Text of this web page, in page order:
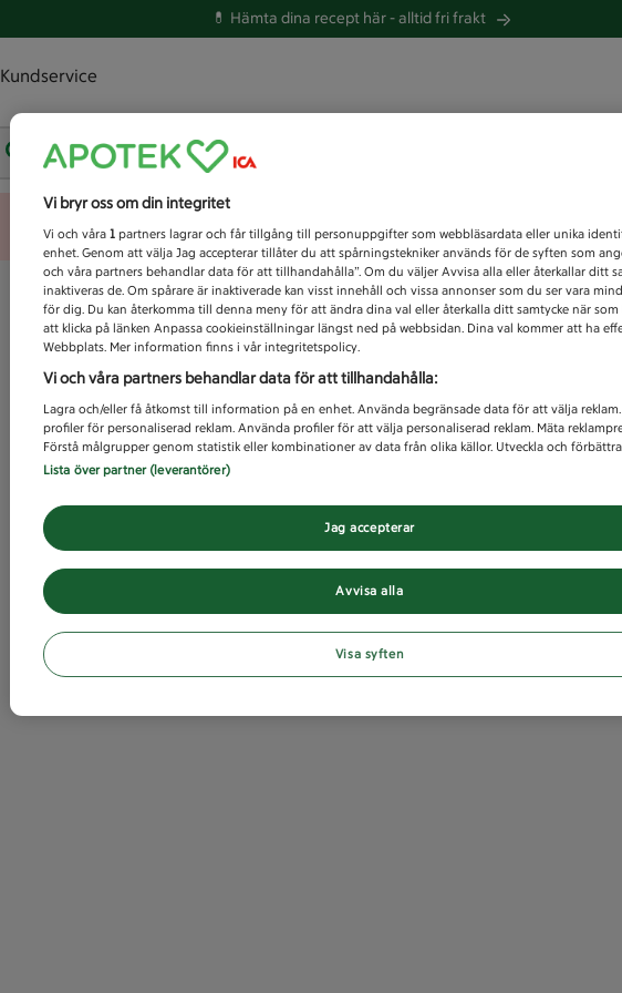
💊 Hämta dina recept här -alltid fri frakt
Kundservice
Vad letar du efter idag?
Unknown error
Vi bryr oss om din integritet
Vi och våra 1 partners lagrar och får tillgång till personuppgifter som webbläsardata eller unika
enhet. Genom att välja Jag accepterar tillåter du att spårningstekniker används för de syften som
och våra partners behandlar data för att tillhandahålla”. Om du väljer Avvisa alla eller återkallar ditt
inaktiveras de. Om spårare är inaktiverade kan visst innehåll och vissa annonser som du ser vara
för dig. Du kan återkomma till denna meny för att ändra dina val eller återkalla ditt samtycke när
att klicka på länken Anpassa cookieinställningar längst ned på webbsidan. Dina val kommer att ha
Webbplats. Mer information finns i vår integritetspolicy.
Vi och våra partners behandlar data för att tillhandahålla:
Lagra och/eller få åtkomst till information på en enhet. Använda begränsade data för att välja reklam.
profiler för personaliserad reklam. Använda profiler för att välja personaliserad reklam. Mäta
Förstå målgrupper genom statistik eller kombinationer av data från olika källor. Utveckla och
Lista över partner (leverantörer)
Avvisa alla
Jag accepterar
Visa syften